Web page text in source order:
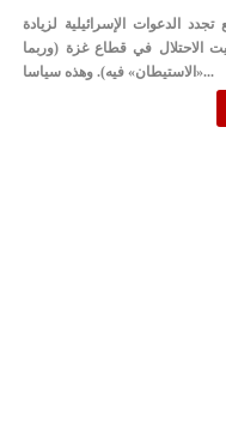
الدعوات الإسرائيلية لزيادة
الاحتلال في قطاع غزة (وربما
«الاستيطان» فيه). وهذه سياسا...